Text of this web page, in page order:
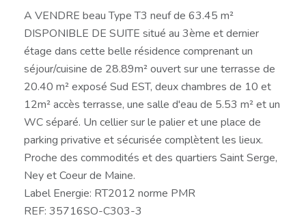
A VENDRE beau Type T3 neuf de 63.45 m²
DISPONIBLE DE SUITE situé au 3ème et dernier
étage dans cette belle résidence comprenant un
séjour/cuisine de 28.89m² ouvert sur une terrasse de
20.40 m² exposé Sud EST, deux chambres de 10 et
12m² accès terrasse, une salle d'eau de 5.53 m² et un
WC séparé. Un cellier sur le palier et une place de
parking privative et sécurisée complètent les lieux.
Proche des commodités et des quartiers Saint Serge,
Ney et Coeur de Maine.
Label Energie: RT2012 norme PMR
REF: 35716SO-C303-3